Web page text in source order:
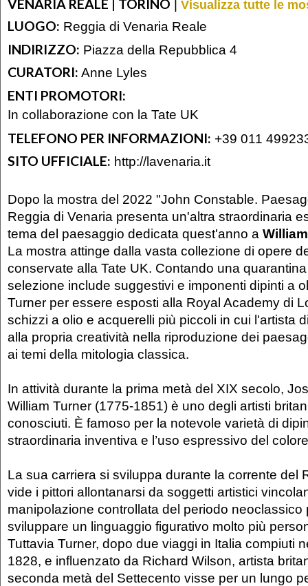
VENARIA REALE | TORINO | Visualizza tutte le
LUOGO: Reggia di Venaria Reale
INDIRIZZO: Piazza della Repubblica 4
CURATORI: Anne Lyles
ENTI PROMOTORI:
In collaborazione con la Tate UK
TELEFONO PER INFORMAZIONI: +39 011
SITO UFFICIALE: http://lavenaria.it
Dopo la mostra del 2022 "John Constable.
Reggia di Venaria presenta un'altra straordinaria
tema del paesaggio dedicata quest'anno a
La mostra attinge dalla vasta collezione di opere
conservate alla Tate UK. Contando una
selezione include suggestivi e imponenti dipinti a
Turner per essere esposti alla Royal Academy di
schizzi a olio e acquerelli più piccoli in cui l'artista
alla propria creatività nella riproduzione dei
ai temi della mitologia classica.
In attività durante la prima metà del XIX secolo,
William Turner (1775-1851) è uno degli artisti
conosciuti. È famoso per la notevole varietà di
straordinaria inventiva e l’uso espressivo del
La sua carriera si sviluppa durante la corrente del
vide i pittori allontanarsi da soggetti artistici
manipolazione controllata del periodo neoclassico
sviluppare un linguaggio figurativo molto più
Tuttavia Turner, dopo due viaggi in Italia compiuti
1828, e influenzato da Richard Wilson, artista
seconda metà del Settecento visse per un lungo